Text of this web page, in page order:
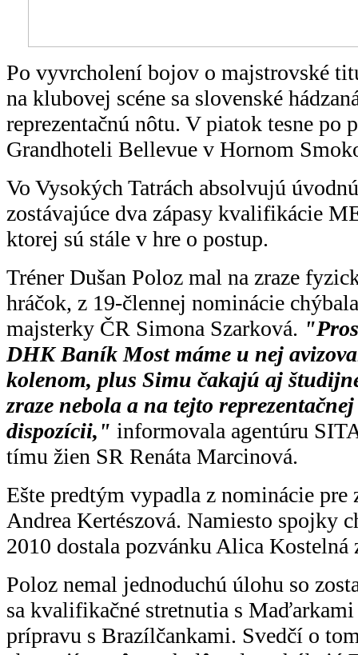
Po vyvrcholení bojov o majstrovské
na klubovej scéne sa slovenské
reprezentačnú nôtu. V piatok tesne po
Grandhoteli Bellevue v Hornom
Vo Vysokých Tatrách absolvujú
zostávajúce dva zápasy kvalifikácie
ktorej sú stále v hre o postup.
Tréner Dušan Poloz mal na zraze
hráčok, z 19-člennej nominácie
majsterky ČR Simona Szarková.
DHK Baník Most máme u nej
kolenom, plus Simu čakajú aj
zraze nebola a na tejto
dispozícii," informovala agentúru
tímu žien SR Renáta Marcinová.
Ešte predtým vypadla z nominácie pre
Andrea Kertészová. Namiesto spojky
2010 dostala pozvánku Alica
Poloz nemal jednoduchú úlohu so
sa kvalifikačné stretnutia s
prípravu s Brazílčankami. Svedčí o